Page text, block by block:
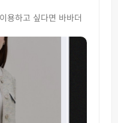
용하고 싶다면 바바더